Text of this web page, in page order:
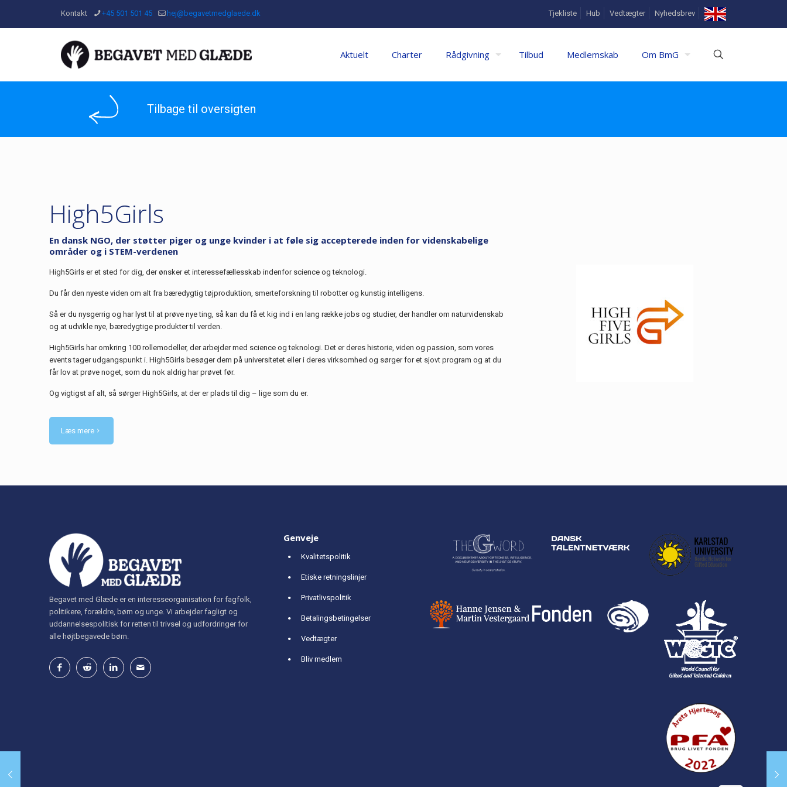
Kontakt +45 501 501 45 hej@begavetmedglaede.dk Tjekliste Hub Vedtægter Nyhedsbrev
In
Aktuelt Charter Rådgivning Tilbud Medlemskab Om BmG
Tilbage til oversigten
High5Girls
En dansk NGO, der støtter piger og unge kvinder i at føle sig accepterede inden for videnskabelige
områder og i STEM-verdenen
High5Girls er et sted for dig, der ønsker et interessefællesskab indenfor science og teknologi.
Du får den nyeste viden om alt fra bæredygtig tøjproduktion, smerteforskning til robotter og kunstig intelligens.
Så er du nysgerrig og har lyst til at prøve nye ting, så kan du få et kig ind i en lang række jobs og studier, der handler om naturvidenskab
og at udvikle nye, bæredygtige produkter til verden.
High5Girls har omkring 100 rollemodeller, der arbejder med science og teknologi. Det er deres historie, viden og passion, som vores
events tager udgangspunkt i. High5Girls besøger dem på universitetet eller i deres virksomhed og sørger for et sjovt program og at du
får lov at prøve noget, som du nok aldrig har prøvet før.
Og vigtigst af alt, så sørger High5Girls, at der er plads til dig – lige som du er.
Læs mere
Begavet med Glæde er en interesseorganisation for fagfolk,
politikere, forældre, børn og unge. Vi arbejder fagligt og
uddannelsespolitisk for retten til trivsel og udfordringer for
alle højtbegavede børn.
Genveje
Kvalitetspolitik
Etiske retningslinjer
Privatlivspolitik
Betalingsbetingelser
Vedtægter
Bliv medlem